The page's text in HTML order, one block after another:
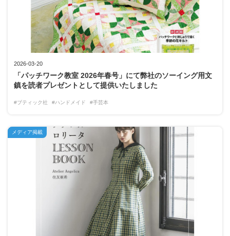
2026-03-20
「パッチワーク教室 2026年春号」にて弊社のソーイング用文
鎮を読者プレゼントとして提供いたしました
#ブティック社 #ハンドメイド #手芸本
メディア掲載